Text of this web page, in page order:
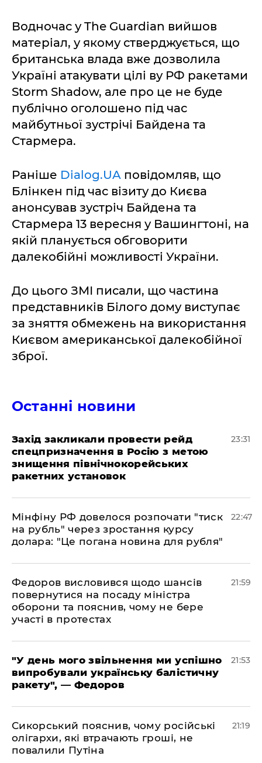
Водночас у The Guardian вийшов
матеріал, у якому стверджується, що
британська влада вже дозволила
Україні атакувати цілі ву РФ ракетами
Storm Shadow, але про це не буде
публічно оголошено під час
майбутньої зустрічі Байдена та
Стармера.
Раніше Dialog.UA повідомляв, що
Блінкен під час візиту до Києва
анонсував зустріч Байдена та
Стармера 13 вересня у Вашингтоні, на
якій планується обговорити
далекобійні можливості України.
До цього ЗМІ писали, що частина
представників Білого дому виступає
за зняття обмежень на використання
Києвом американської далекобійної
зброї.
Останні новини
​Захід закликали провести рейд
спецпризначення в Росію з метою
знищення північнокорейських
ракетних установок
23:31
​Мінфіну РФ довелося розпочати "тиск
на рубль" через зростання курсу
долара: "Це погана новина для рубля"
22:47
​Федоров висловився щодо шансів
повернутися на посаду міністра
оборони та пояснив, чому не бере
участі в протестах
21:59
​"У день мого звільнення ми успішно
випробували українську балістичну
ракету", — Федоров
21:53
​Сикорський пояснив, чому російські
олігархи, які втрачають гроші, не
повалили Путіна
21:19